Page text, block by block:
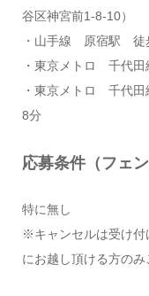
谷区神宮前1-8-10）
・山手線 原宿駅 徒
・東京メトロ 千代
・東京メトロ 千代
8分
応募条件（フェ
特に無し
※キャンセルは受け付
にお越し頂ける方の